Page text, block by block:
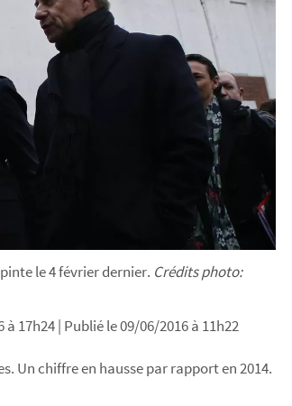
le 4 février dernier. Crédits photo:
à 17h24| Publié le 09/06/2016 à 11h22
Un chiffre en hausse par rapport en 2014.